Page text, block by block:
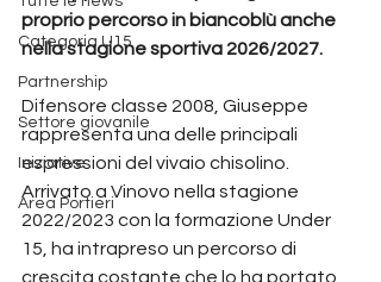
Categoria U15
Partnership
Settore giovanile
Iniziative
Area Portieri
proprio percorso in biancoblù anche
nella stagione sportiva 2026/2027.
Difensore classe 2008, Giuseppe
rappresenta una delle principali
espressioni del vivaio chisolino.
Arrivato a Vinovo nella stagione
2022/2023 con la formazione Under
15, ha intrapreso un percorso di
crescita costante che lo ha portato,